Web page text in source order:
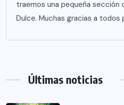
traemos una pequeña sección
Dulce. Muchas gracias a todos
Últimas noticias